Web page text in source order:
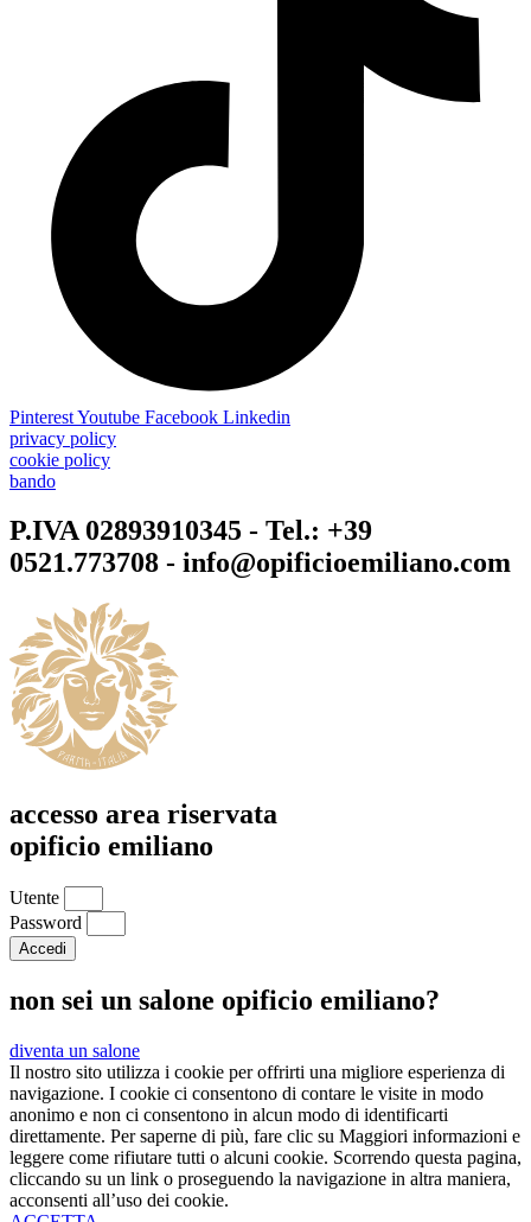
PinterestYoutube Facebook Linkedin
privacy policy
cookie policy
bando
P.IVA 02893910345 - Tel.: +39
0521.773708 - info@opificioemiliano.com
accesso area riservata
opificio emiliano
Utente
Password
Accedi
non sei un salone opificio emiliano?
diventa un salone
Il nostro sito utilizza i cookie per offrirti una migliore esperienza di
navigazione. I cookie ci consentono di contare le visite in modo
anonimo e non ci consentono in alcun modo di identificarti
direttamente. Per saperne di più, fare clic su Maggiori informazioni e
leggere come rifiutare tutti o alcuni cookie. Scorrendo questa pagina,
cliccando su un link o proseguendo la navigazione in altra maniera,
acconsenti all’uso dei cookie.